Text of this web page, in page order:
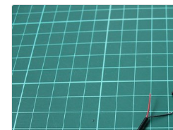
Ajouter un commentaire
Annuler